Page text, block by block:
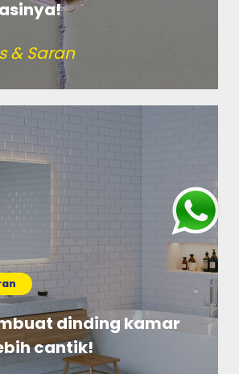
& Saran
dinding kamar
cantik!